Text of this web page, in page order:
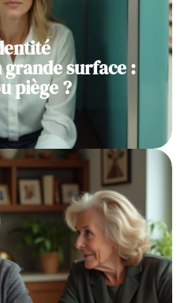
surface :
piège ?